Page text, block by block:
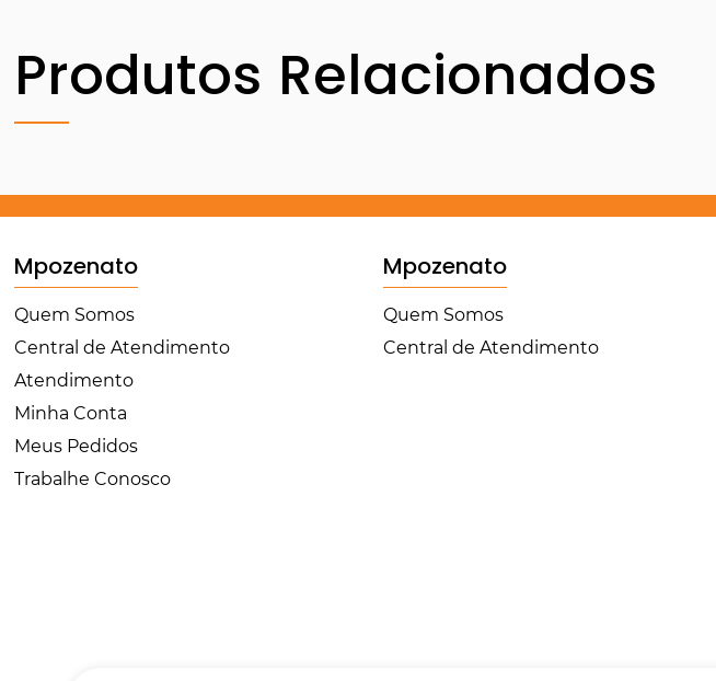
Produtos Relacionados
Mpozenato
Quem Somos
Central de Atendimento
Atendimento
Minha Conta
Meus Pedidos
Trabalhe Conosco
Mpozenato
Quem Somos
Central de Atendimento